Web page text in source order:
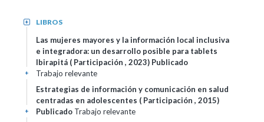
LIBROS
+
Las mujeres mayores y la información local inclusiva
e integradora: un desarrollo posible para tablets
Ibirapitá ( Participación , 2023) Publicado
Trabajo relevante
+
Estrategias de información y comunicación en salud
centradas en adolescentes ( Participación , 2015)
Publicado Trabajo relevante
+